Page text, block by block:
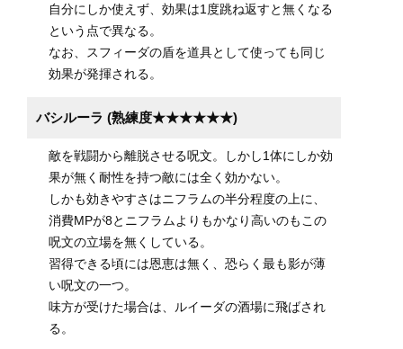
自分にしか使えず、効果は1度跳ね返すと無くなる
という点で異なる。
なお、スフィーダの盾を道具として使っても同じ
効果が発揮される。
バシルーラ (熟練度★★★★★★)
敵を戦闘から離脱させる呪文。しかし1体にしか効
果が無く耐性を持つ敵には全く効かない。
しかも効きやすさはニフラムの半分程度の上に、
消費MPが8とニフラムよりもかなり高いのもこの
呪文の立場を無くしている。
習得できる頃には恩恵は無く、恐らく最も影が薄
い呪文の一つ。
味方が受けた場合は、ルイーダの酒場に飛ばされ
る。